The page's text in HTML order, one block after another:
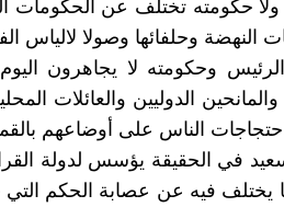
حكومته تختلف عن الحكومات
النهضة وحلفائها وصولا لالياس
وحكومته لا يجاهرون
والمانحين الدوليين والعائلات
الناس على أوضاعهم
في الحقيقة يؤسس لدولة
يختلف فيه عن عصابة الحكم